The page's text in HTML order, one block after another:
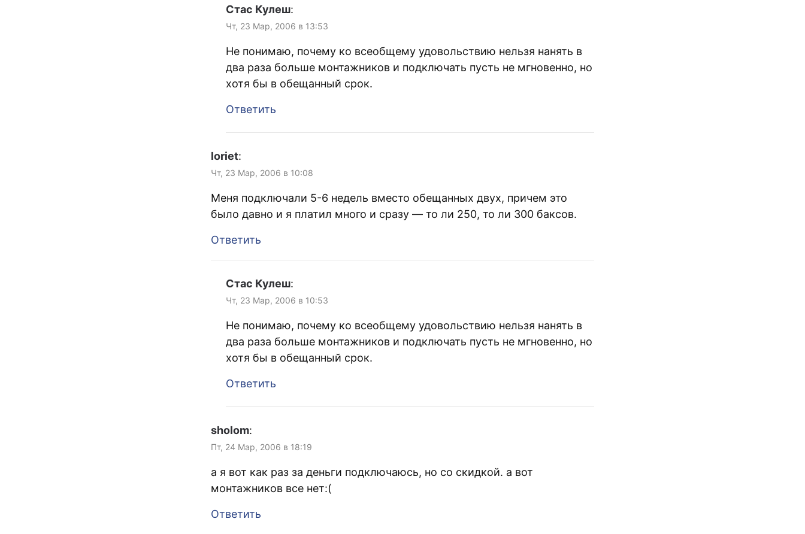
Стас Кулеш:
Чт, 23 Мар, 2006 в 13:53
Не понимаю, почему ко всеобщему удовольствию нельзя нанять в
два раза больше монтажников и подключать пусть не мгновенно, но
хотя бы в обещанный срок.
Ответить
loriet:
Чт, 23 Мар, 2006 в 10:08
Меня подключали 5-6 недель вместо обещанных двух, причем это
было давно и я платил много и сразу — то ли 250, то ли 300 баксов.
Ответить
Стас Кулеш:
Чт, 23 Мар, 2006 в 10:53
Не понимаю, почему ко всеобщему удовольствию нельзя нанять в
два раза больше монтажников и подключать пусть не мгновенно, но
хотя бы в обещанный срок.
Ответить
sholom:
Пт, 24 Мар, 2006 в 18:19
а я вот как раз за деньги подключаюсь, но со скидкой. а вот
монтажников все нет:(
Ответить